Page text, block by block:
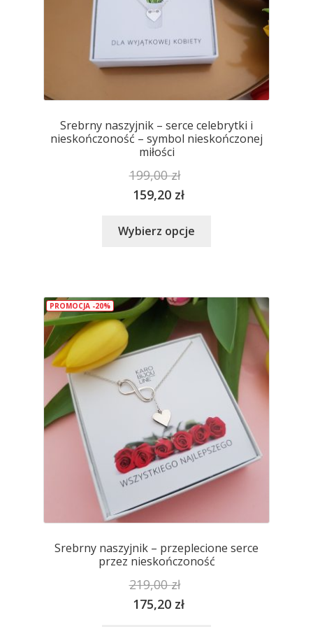
Srebrny naszyjnik – serce celebrytki i
nieskończoność – symbol nieskończonej
miłości
199,00zł
159,20 zł
Wybierz opcje
wariantów.
można
wybrać
na
stronie
produktu
PROMOCJA -20%
Srebrny naszyjnik – przeplecione serce
przez nieskończoność
219,00zł
175,20 zł